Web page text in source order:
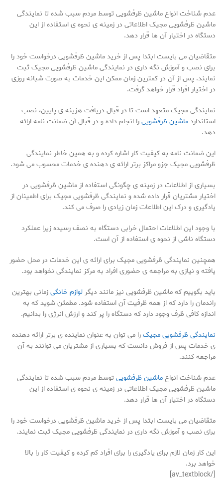
عدم شناخت انواع ماشین ظرفشویی توسط مردم سبب شده تا نمایندگی
ماشین ظرفشویی مجیک اطلاعاتی در زمینه ی نحوه ی استفاده از این
دستگاه در اختیار آن ها قرار دهد.
متقاضیان می بایست ابتدا پس از خرید ماشین ظرفشویی درخواست خود را
برای نصب و آموزش نگه داری در نمایندگی ماشین ظرفشویی مجیک ثبت
نمایند. پس از آن در کمترین زمان ممکن این خدمات به صورت شبانه روزی
در اختیار افراد قرار خواهد گرفت.
نمایندگی مجیک متعهد است تا در قبال دریافت هزینه ی پایین، نصب
استانداردماشین ظرفشوییرا انجام داده و در قبال آن ضمانت نامه ارائه
دهد.
این ضمانت نامه به کیفیت کار اشاره کرده و به همین خاطر نمایندگی
ظرفشویی مجیک جزو مراکز برتر ارائه ی دهنده ی خدمات محسوب می شود.
بسیاری از اطلاعات در زمینه ی چگونگی استفاده از ماشین ظرفشویی در
اختیار مشتریان قرار داده شده و نمایندگی ظرفشویی مجیک برای اطمینان از
یادگیری و درک این اطلاعات زمان زیادی را صرف می کند.
با وجود این اطلاعات احتمال خرابی دستگاه به نصف رسیده زیرا عملکرد
دستگاه ناشی از نحوه ی استفاده از آن است.
همچنین نمایندگی ظرفشویی مجیک برای ارائه ی این خدمات در محل حضور
یافته و نیازی به مراجعه ی حضوری افراد به مرکز نمایندگی نخواهد بود.
باید بگوییم که ماشین ظرفشویی نیز مانند دیگرلوازم خانگیزمانی بهترین
راندمان را دارد که از همه ظرفیت آن استفاده شود. مطمئن شوید که به
اندازه کافی ظرف وجود دارد که دستگاه را پر کند و ارزش انرژی را بدانیم.
نمایندگی ظرفشویی مجیکرا می توان به عنوان نماینده ی برتر ارائه دهنده
ی خدمات پس از فروش دانست که بسیاری از مشتریان می توانند به آن
مراجعه کنند.
عدم شناخت انواعماشین ظرفشویی توسط مردم سبب شده تا نمایندگی
ماشین ظرفشویی مجیک اطلاعاتی در زمینه ی نحوه ی استفاده از این
دستگاه در اختیار آن ها قرار دهد.
متقاضیان می بایست ابتدا پس از خرید ماشین ظرفشویی درخواست خود را
برای نصب و آموزش نگه داری در نمایندگی ظرفشویی مجیک ثبت نمایند.
این کار زمان لازم برای یادگیری را برای افراد کم کرده و کیفیت کار را بالا
خواهد برد.
[/av_textblock]